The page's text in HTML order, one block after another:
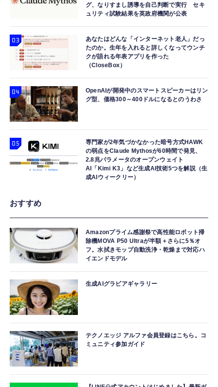
グ、なりすまし誘導を自己判断で実行 セキ
ュリティ試験結果を英政府機関が公表
あなたはどんな「インターネット老人」だっ
たのか。生年を入れると詳しくなってウンチ
クが語れる年表アプリを作った
（CloseBox）
OpenAIが開発中のスマートスピーカーはリン
グ型、価格300～400ドルになるとのうわさ
専門家が2年気づかなかった暗号方式HAWK
の弱点をClaude Mythosが60時間で発見、
2.8兆パラメータのオープンウェイト
AI「Kimi K3」など生成AI技術5つを解説（生
成AIウィークリー）
おすすめ
Amazonプライム感謝祭で高性能ロボット掃
除機MOVA P50 Ultraが半額＋さらに5％オ
フ。水拭きモップ自動洗浄・乾燥まで対応ハ
イエンドモデル
生成AIグラビアギャラリー
テクノエッジ アルファ会員登録はこちら。コ
ミュニティ参加ガイド